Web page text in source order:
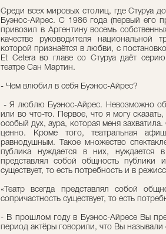
Среди всех мировых столиц, где Стуруа
Буэнос-Айрес. С 1986 года (первый его
привозил в Аргентину восемь
качестве руководителя национальной
которой признаётся в любви, с
Et Cetera во главе со Стуруа даёт
театре Сан Мартин.
- Чем влюбил в себя Буэнос-Айрес?
- Я люблю Буэнос-Айрес. Невозможно
или во что-то. Первое, что я могу
особый дух, аура, которая меня
ценно. Кроме того, театральная
равнодушным. Такое множество
публика нуждается в них, нуждается в
представлял собой общность публики
существует, то есть потребность и в
«Театр всегда представлял собой
сопричастность существует, то есть
- В прошлом году в Буэнос-Айресе Вы
период актёры говорили, что Вы называли